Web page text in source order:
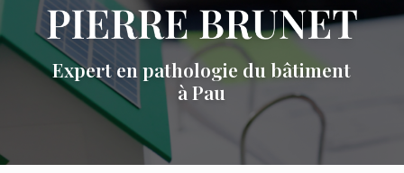
Expert en pathologie du bâtiment
à Pau